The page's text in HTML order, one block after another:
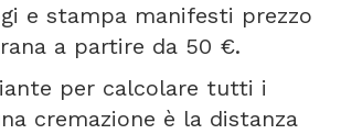
e stampa manifesti prezzo
a partire da 50 €.
per calcolare tutti i
cremazione è la distanza